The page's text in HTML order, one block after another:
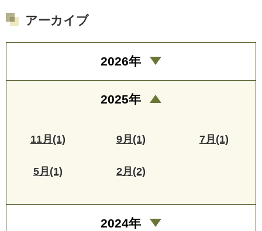
アーカイブ
2026年
2025年
11月(1) 9月(1) 7月(1)
5月(1) 2月(2)
2024年